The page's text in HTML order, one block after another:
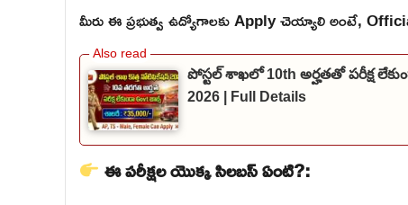
మీరు ఈ ప్రభుత్వ ఉద్యోగాలకు Apply చెయ్యాలి అంటే,
పోస్టల్ శాఖలో 10th అర్హతతో పరీక్ష
2026 | Full Details
ఈ పరీక్షల యొక్క సిలబస్ ఏంటి?: